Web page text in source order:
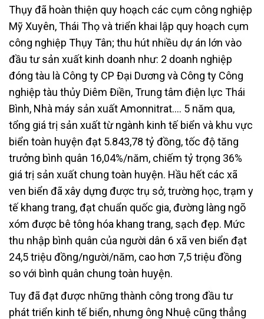
Thụy đã hoàn thiện quy hoạch các cụm công nghiệp
Mỹ Xuyên, Thái Thọ và triển khai lập quy hoạch cụm
công nghiệp Thụy Tân; thu hút nhiều dự án lớn vào
đầu tư sản xuất kinh doanh như: 2 doanh nghiệp
đóng tàu là Công ty CP Đại Dương và Công ty Công
nghiệp tàu thủy Diêm Điền, Trung tâm điện lực Thái
Bình, Nhà máy sản xuất Amonnitrat…. 5 năm qua,
tổng giá trị sản xuất từ ngành kinh tế biển và khu vực
biển toàn huyện đạt 5.843,78 tỷ đồng, tốc độ tăng
trưởng bình quân 16,04%/năm, chiếm tỷ trọng 36%
giá trị sản xuất chung toàn huyện. Hầu hết các xã
ven biển đã xây dựng được trụ sở, trường học, trạm y
tế khang trang, đạt chuẩn quốc gia, đường làng ngõ
xóm được bê tông hóa khang trang, sạch đẹp. Mức
thu nhập bình quân của người dân 6 xã ven biển đạt
24,5 triệu đồng/người/năm, cao hơn 7,5 triệu đồng
so với bình quân chung toàn huyện.
Tuy đã đạt được những thành công trong đầu tư
phát triển kinh tế biển, nhưng ông Nhuệ cũng thẳng